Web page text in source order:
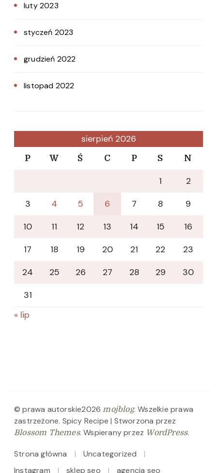
luty 2023
styczeń 2023
grudzień 2022
listopad 2022
sierpień 2026
P W Ś C P S N
1
2
3
4 5 6 7 8
9
10
11 12 13 14 15
16
17
18 19 20 21 22
23
24
25 26 27 28 29
30
31
« lip
© prawa autorskie2026mojblog. Wszelkie prawa
zastrzeżone. Spicy Recipe | Stworzona przez
Blossom Themes. Wspierany przez WordPress.
Strona główna
Uncategorized
Instagram
sklep seo agencja seo